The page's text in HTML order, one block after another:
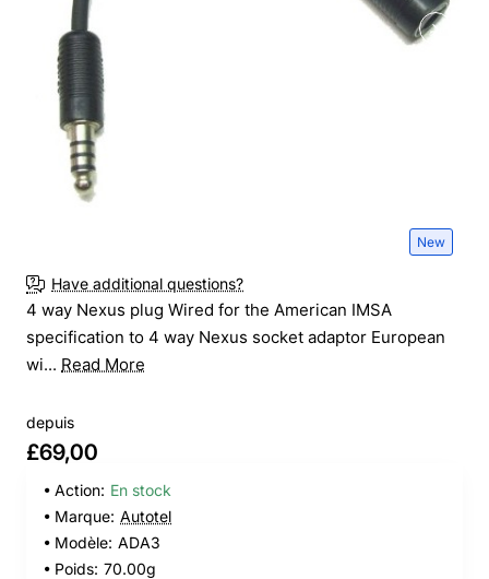
New
Have additional questions?
4 way Nexus plug Wired for the American IMSA
specification to 4 way Nexus socket adaptor European
wi... Read More
depuis
£69,00
Action: En stock
Marque: Autotel
Modèle: ADA3
Poids: 70.00g